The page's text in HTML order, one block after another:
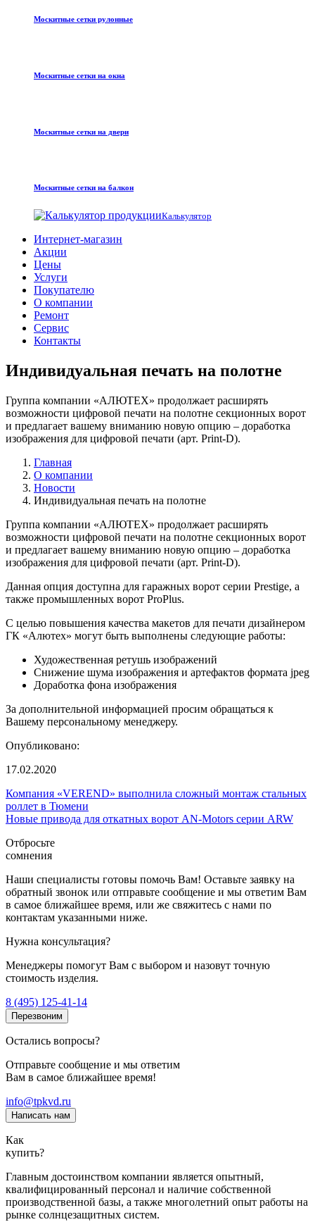
Москитные сетки рулонные
Москитные сетки на окна
Москитные сетки на двери
Москитные сетки на балкон
Калькулятор
Интернет-магазин
Акции
Цены
Услуги
Покупателю
О компании
Ремонт
Сервис
Контакты
Индивидуальная печать на полотне
Группа компании «АЛЮТЕХ» продолжает расширять
возможности цифровой печати на полотне секционных ворот
и предлагает вашему вниманию новую опцию – доработка
изображения для цифровой печати (арт. Print-D).
Главная
О компании
Новости
Индивидуальная печать на полотне
Группа компании «АЛЮТЕХ» продолжает расширять
возможности цифровой печати на полотне секционных ворот
и предлагает вашему вниманию новую опцию – доработка
изображения для цифровой печати (арт. Print-D).
Данная опция доступна для гаражных ворот серии Prestige, а
также промышленных ворот ProPlus.
С целью повышения качества макетов для печати дизайнером
ГК «Алютех» могут быть выполнены следующие работы:
Художественная ретушь изображений
Снижение шума изображения и артефактов формата jpeg
Доработка фона изображения
За дополнительной информацией просим обращаться к
Вашему персональному менеджеру.
Опубликовано:
17.02.2020
Компания «VEREND» выполнила сложный монтаж стальных
роллет в Тюмени
Новые привода для откатных ворот AN-Motors серии ARW
Отбросьте
сомнения
Наши специалисты готовы помочь Вам! Оставьте заявку на
обратный звонок или отправьте сообщение и мы ответим Вам
в самое ближайшее время, или же свяжитесь с нами по
контактам указанными ниже.
Нужна консультация?
Менеджеры помогут Вам с выбором и назовут точную
стоимость изделия.
8 (495) 125-41-14
Перезвоним
Остались вопросы?
Отправьте сообщение и мы ответим
Вам в самое ближайшее время!
info@tpkvd.ru
Написать нам
Как
купить?
Главным достоинством компании является опытный,
квалифицированный персонал и наличие собственной
производственной базы, а также многолетний опыт работы на
рынке солнцезащитных систем.